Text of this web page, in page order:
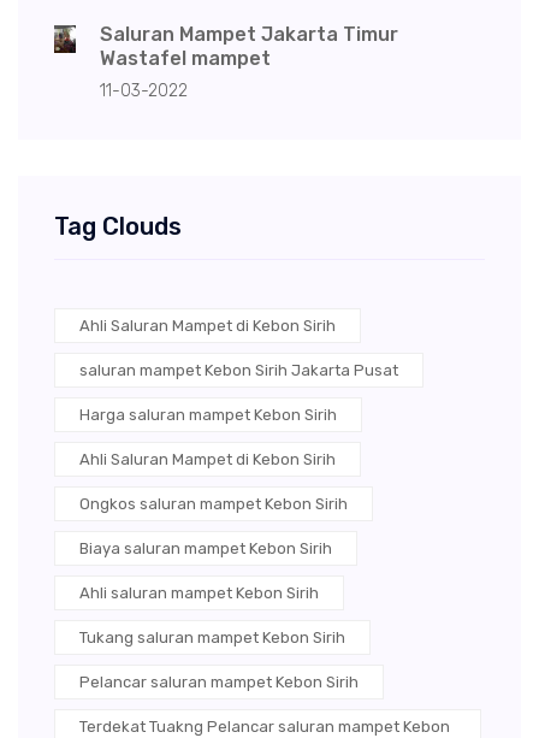
Saluran Mampet Jakarta Timur
Wastafel mampet
11-03-2022
Tag Clouds
Ahli Saluran Mampet di Kebon Sirih
saluran mampet Kebon Sirih Jakarta Pusat
Harga saluran mampet Kebon Sirih
Ahli Saluran Mampet di Kebon Sirih
Ongkos saluran mampet Kebon Sirih
Biaya saluran mampet Kebon Sirih
Ahli saluran mampet Kebon Sirih
Tukang saluran mampet Kebon Sirih
Pelancar saluran mampet Kebon Sirih
Terdekat Tuakng Pelancar saluran mampet Kebon